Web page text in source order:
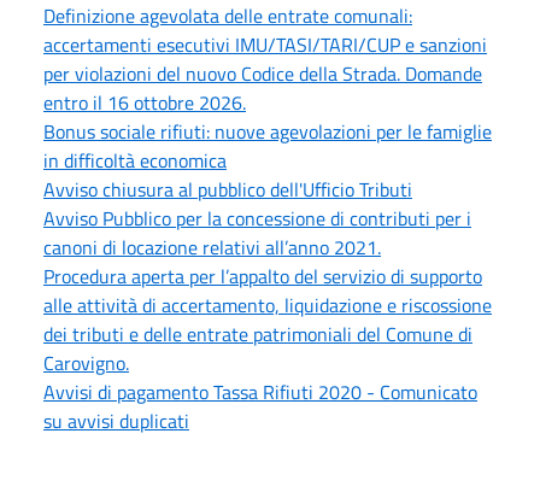
Definizione agevolata delle entrate comunali:
accertamenti esecutivi IMU/TASI/TARI/CUP e sanzioni
per violazioni del nuovo Codice della Strada. Domande
entro il 16 ottobre 2026.
Bonus sociale rifiuti: nuove agevolazioni per le famiglie
in difficoltà economica
Avviso chiusura al pubblico dell'Ufficio Tributi
Avviso Pubblico per la concessione di contributi per i
canoni di locazione relativi all’anno 2021.
Procedura aperta per l’appalto del servizio di supporto
alle attività di accertamento, liquidazione e riscossione
dei tributi e delle entrate patrimoniali del Comune di
Carovigno.
Avvisi di pagamento Tassa Rifiuti 2020 - Comunicato
su avvisi duplicati